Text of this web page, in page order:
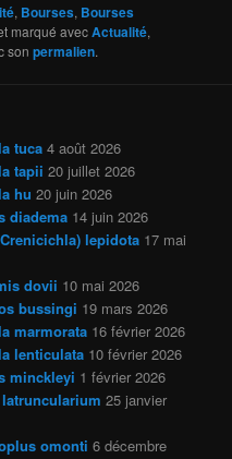
, Bourses, Bourses
marqué avecActualité,
sonpermalien.
tuca 4 août 2026
tapii 20 juillet 2026
hu 20 juin 2026
diadema 14 juin 2026
lepidota 17 mai
dovii 10 mai 2026
bussingi 19 mars 2026
marmorata 16 février 2026
lenticulata 10 février 2026
minckleyi 1 février 2026
25 janvier
omonti 6 décembre